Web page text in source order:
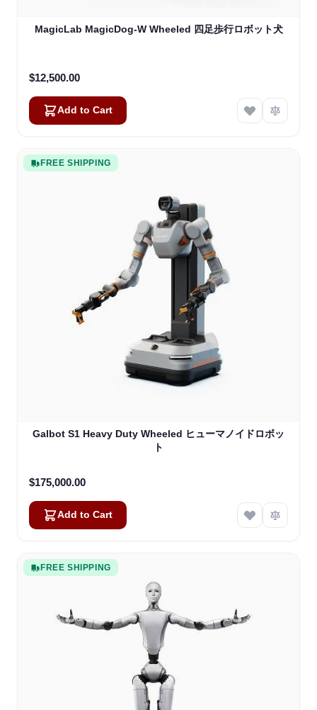
MagicLab MagicDog-W Wheeled 四足歩行ロボット犬
$12,500.00
Add to Cart
FREE SHIPPING
Galbot S1 Heavy Duty Wheeled ヒューマノイドロボッ
ト
$175,000.00
Add to Cart
FREE SHIPPING